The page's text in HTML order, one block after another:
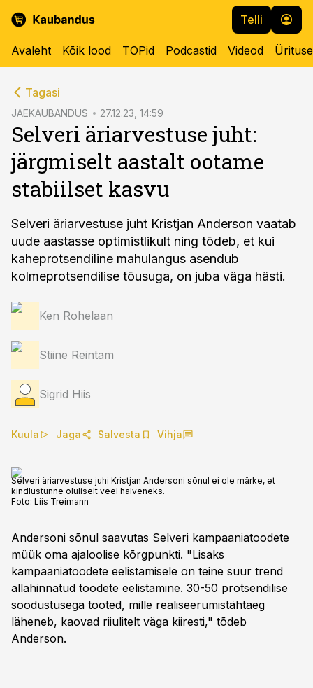
Telli
Avaleht Kõik lood TOPid Podcastid Videod
Tagasi
JAEKAUBANDUS 27.12.23, 14:59
Selveri äriarvestuse juht:
järgmiselt aastalt ootame
stabiilset kasvu
Selveri äriarvestuse juht Kristjan Anderson vaatab
uude aastasse optimistlikult ning tõdeb, et kui
kaheprotsendiline mahulangus asendub
kolmeprotsendilise tõusuga, on juba väga hästi.
Ken Rohelaan
Stiine Reintam
Sigrid Hiis
Kuula Jaga Salvesta Vihja
Selveri äriarvestuse juhi Kristjan Andersoni sõnul ei ole märke, et
kindlustunne oluliselt veel halveneks.
Foto: Liis Treimann
Andersoni sõnul saavutas Selveri kampaaniatoodete
müük oma ajaloolise kõrgpunkti. "Lisaks
kampaaniatoodete eelistamisele on teine suur trend
allahinnatud toodete eelistamine. 30-50 protsendilise
soodustusega tooted, mille realiseerumistähtaeg
läheneb, kaovad riiulitelt väga kiiresti," tõdeb
Anderson.